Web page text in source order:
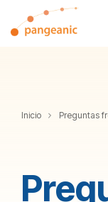
the
Inicio Preguntas